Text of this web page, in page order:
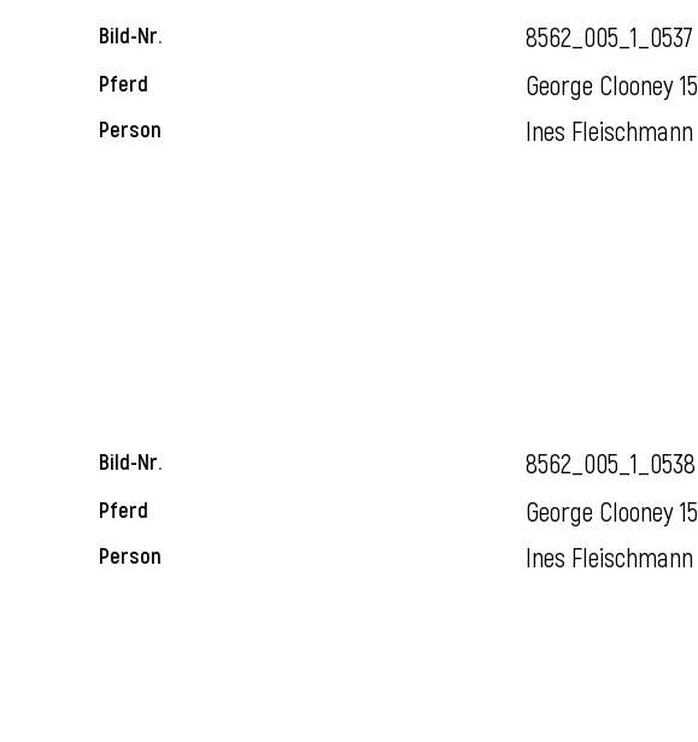
Bild-Nr. 8562_005_1_0537
Pferd George Clooney 15
Person Ines Fleischmann
Bild-Nr. 8562_005_1_0538
Pferd George Clooney 15
Person Ines Fleischmann